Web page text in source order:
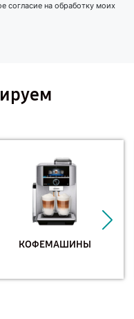
согласие на обработку моих
КОФЕМАШИНЫ